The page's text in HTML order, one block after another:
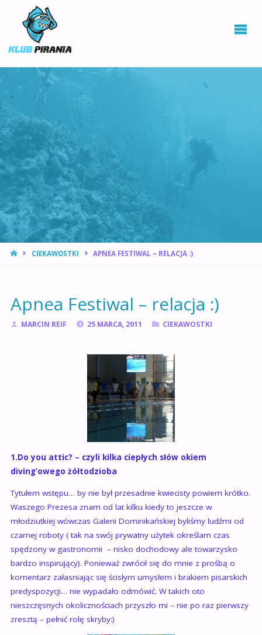
HOKEJ
STRONA
CIEKAWOSTKI APNEA FESTIWAL – RELACJA :)
Apnea Festiwal – relacja :)
MARCIN REIF 25 MARCA, 2011 CIEKAWOSTKI
1.Do you attic? – czyli kilka ciepłych słów okiem
diving’owego żółtodzioba
Tytułem wstępu… by nie był przesadnie kwiecisty powiem krótko.
Waszego Prezesa znam od lat kilku kiedy to jeszcze w
młodziutkiej wówczas Galerii Dominikańskiej byliśmy ludźmi od
czarnej roboty ( tak na swój prywatny użytek określam czas
spędzony w gastronomii – nisko dochodowy ale towarzysko
bardzo inspirujący). Ponieważ zwrócił się do mnie z prośbą o
komentarz załasniając się ścisłym umysłem i brakiem pisarskich
predyspozycji… nie wypadało odmówić. W takich oto
nieszczęsnych okolicznościach przyszło mi – nie po raz pierwszy
zresztą – pełnić rolę skryby:)